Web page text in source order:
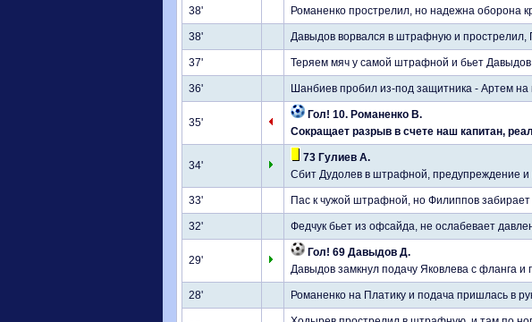
38' Романенко прострелил, но надежна оборона
38' Давыдов ворвался в штрафную и
37' Теряем мяч у самой штрафной и бьет
36' Шанбиев пробил из-под защитника - Артем на
35'
Гол! 10. Романенко В.
Сокращает разрыв в счете наш капитан,
34'
73 Гулиев А.
Сбит Дудолев в штрафной, предупреждение и
33' Пас к чужой штрафной, но Филиппов
32' Федчук бьет из офсайда, не ослабевает
29'
Гол! 69 Давыдов Д.
Давыдов замкнул подачу Яковлева с фланга и
28' Романенко на Платику и подача пришлась в